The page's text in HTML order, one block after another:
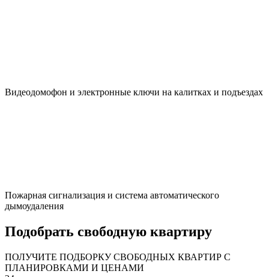
Видеодомофон и электронные ключи на калитках и подъездах
Пожарная сигнализация и система автоматического
дымоудаления
Подобрать свободную квартиру
ПОЛУЧИТЕ ПОДБОРКУ СВОБОДНЫХ КВАРТИР С
ПЛАНИРОВКАМИ И ЦЕНАМИ